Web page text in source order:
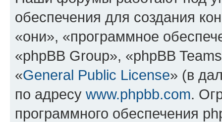
обеспечения для создания
«они», «программное
«phpBB Group», «phpBB
«General Public License» (в
по адресу www.phpbb.com.
программного обеспечения